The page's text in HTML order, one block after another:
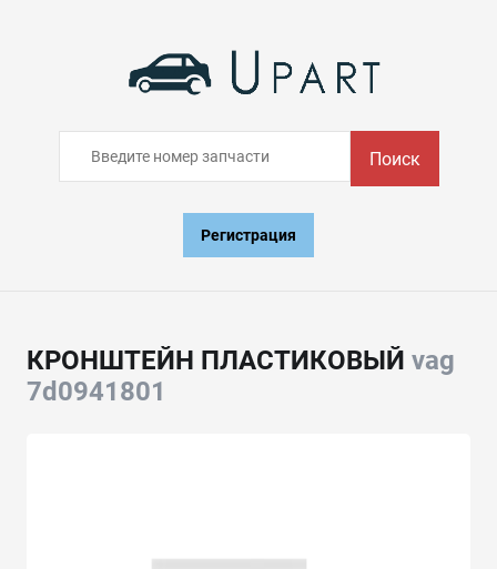
Поиск
Регистрация
КРОНШТЕЙН ПЛАСТИКОВЫЙ vag
7d0941801